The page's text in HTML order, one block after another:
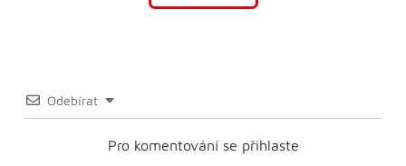
Odebírat
Pro komentování se přihlaste